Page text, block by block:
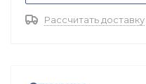
Рассчитать доставку